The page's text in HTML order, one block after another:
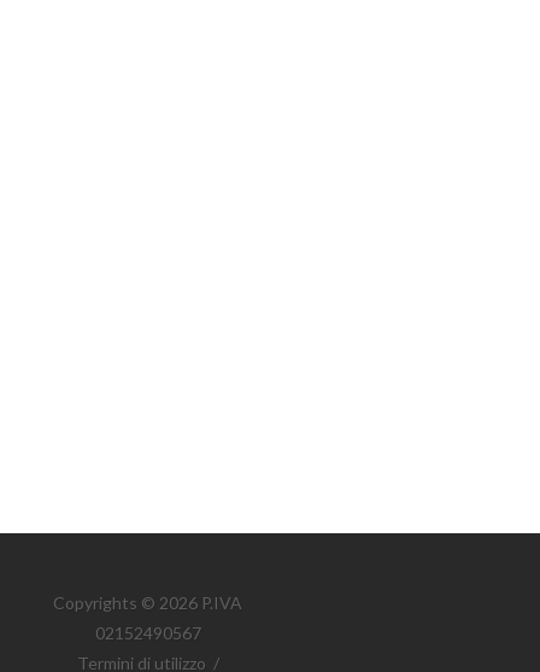
Copyrights © 2026 P.IVA
02152490567
Termini di utilizzo /